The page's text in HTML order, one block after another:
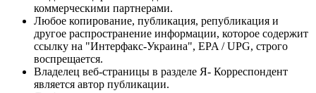
коммерческими партнерами.
Любое копирование, публикация, републикация и
другое распространение информации, которое содержит
ссылку на "Интерфакс-Украина", EPA / UPG, строго
воспрещается.
Владелец веб-страницы в разделе Я- Корреспондент
является автор публикации.